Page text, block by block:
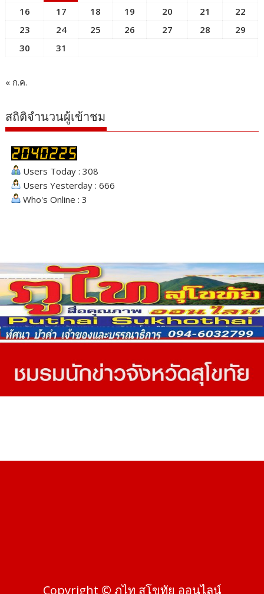
16
17 18 19 20 21
22
23
24 25 26 27 28
29
30
31
« ก.ค.
สถิติจำนวนผู้เข้าชม
Users Today : 308
Users Yesterday : 666
Who's Online : 3
Copyright © ภูไท สุโขทัย ออนไลน์